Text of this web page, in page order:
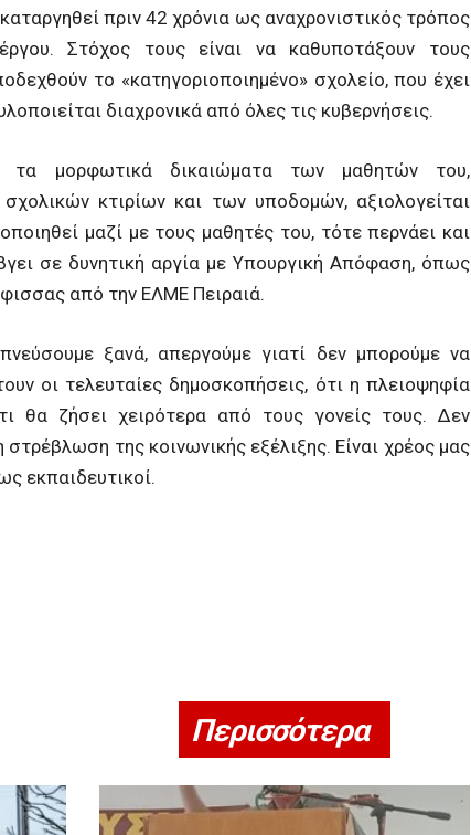
πριν 42 χρόνια ως αναχρονιστικός τρόπος
Στόχος τους είναι να καθυποτάξουν τους
το «κατηγοριοποιημένο» σχολείο, που έχει
διαχρονικά από όλες τις κυβερνήσεις.
τα μορφωτικά δικαιώματα των μαθητών του,
κτιρίων και των υποδομών, αξιολογείται
μαζί με τους μαθητές του, τότε περνάει και
σε δυνητική αργία με Υπουργική Απόφαση, όπως
από την ΕΛΜΕ Πειραιά.
ξανά, απεργούμε γιατί δεν μπορούμε να
οι τελευταίες δημοσκοπήσεις, ότι η πλειοψηφία
θα ζήσει χειρότερα από τους γονείς τους. Δεν
της κοινωνικής εξέλιξης. Είναι χρέος μας
εκπαιδευτικοί.
Περισσότερα